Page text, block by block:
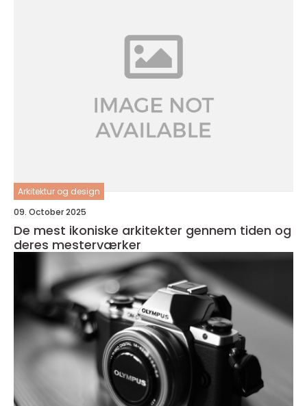
Arkitektur og design
09. October 2025
De mest ikoniske arkitekter gennem tiden og
deres mesterværker